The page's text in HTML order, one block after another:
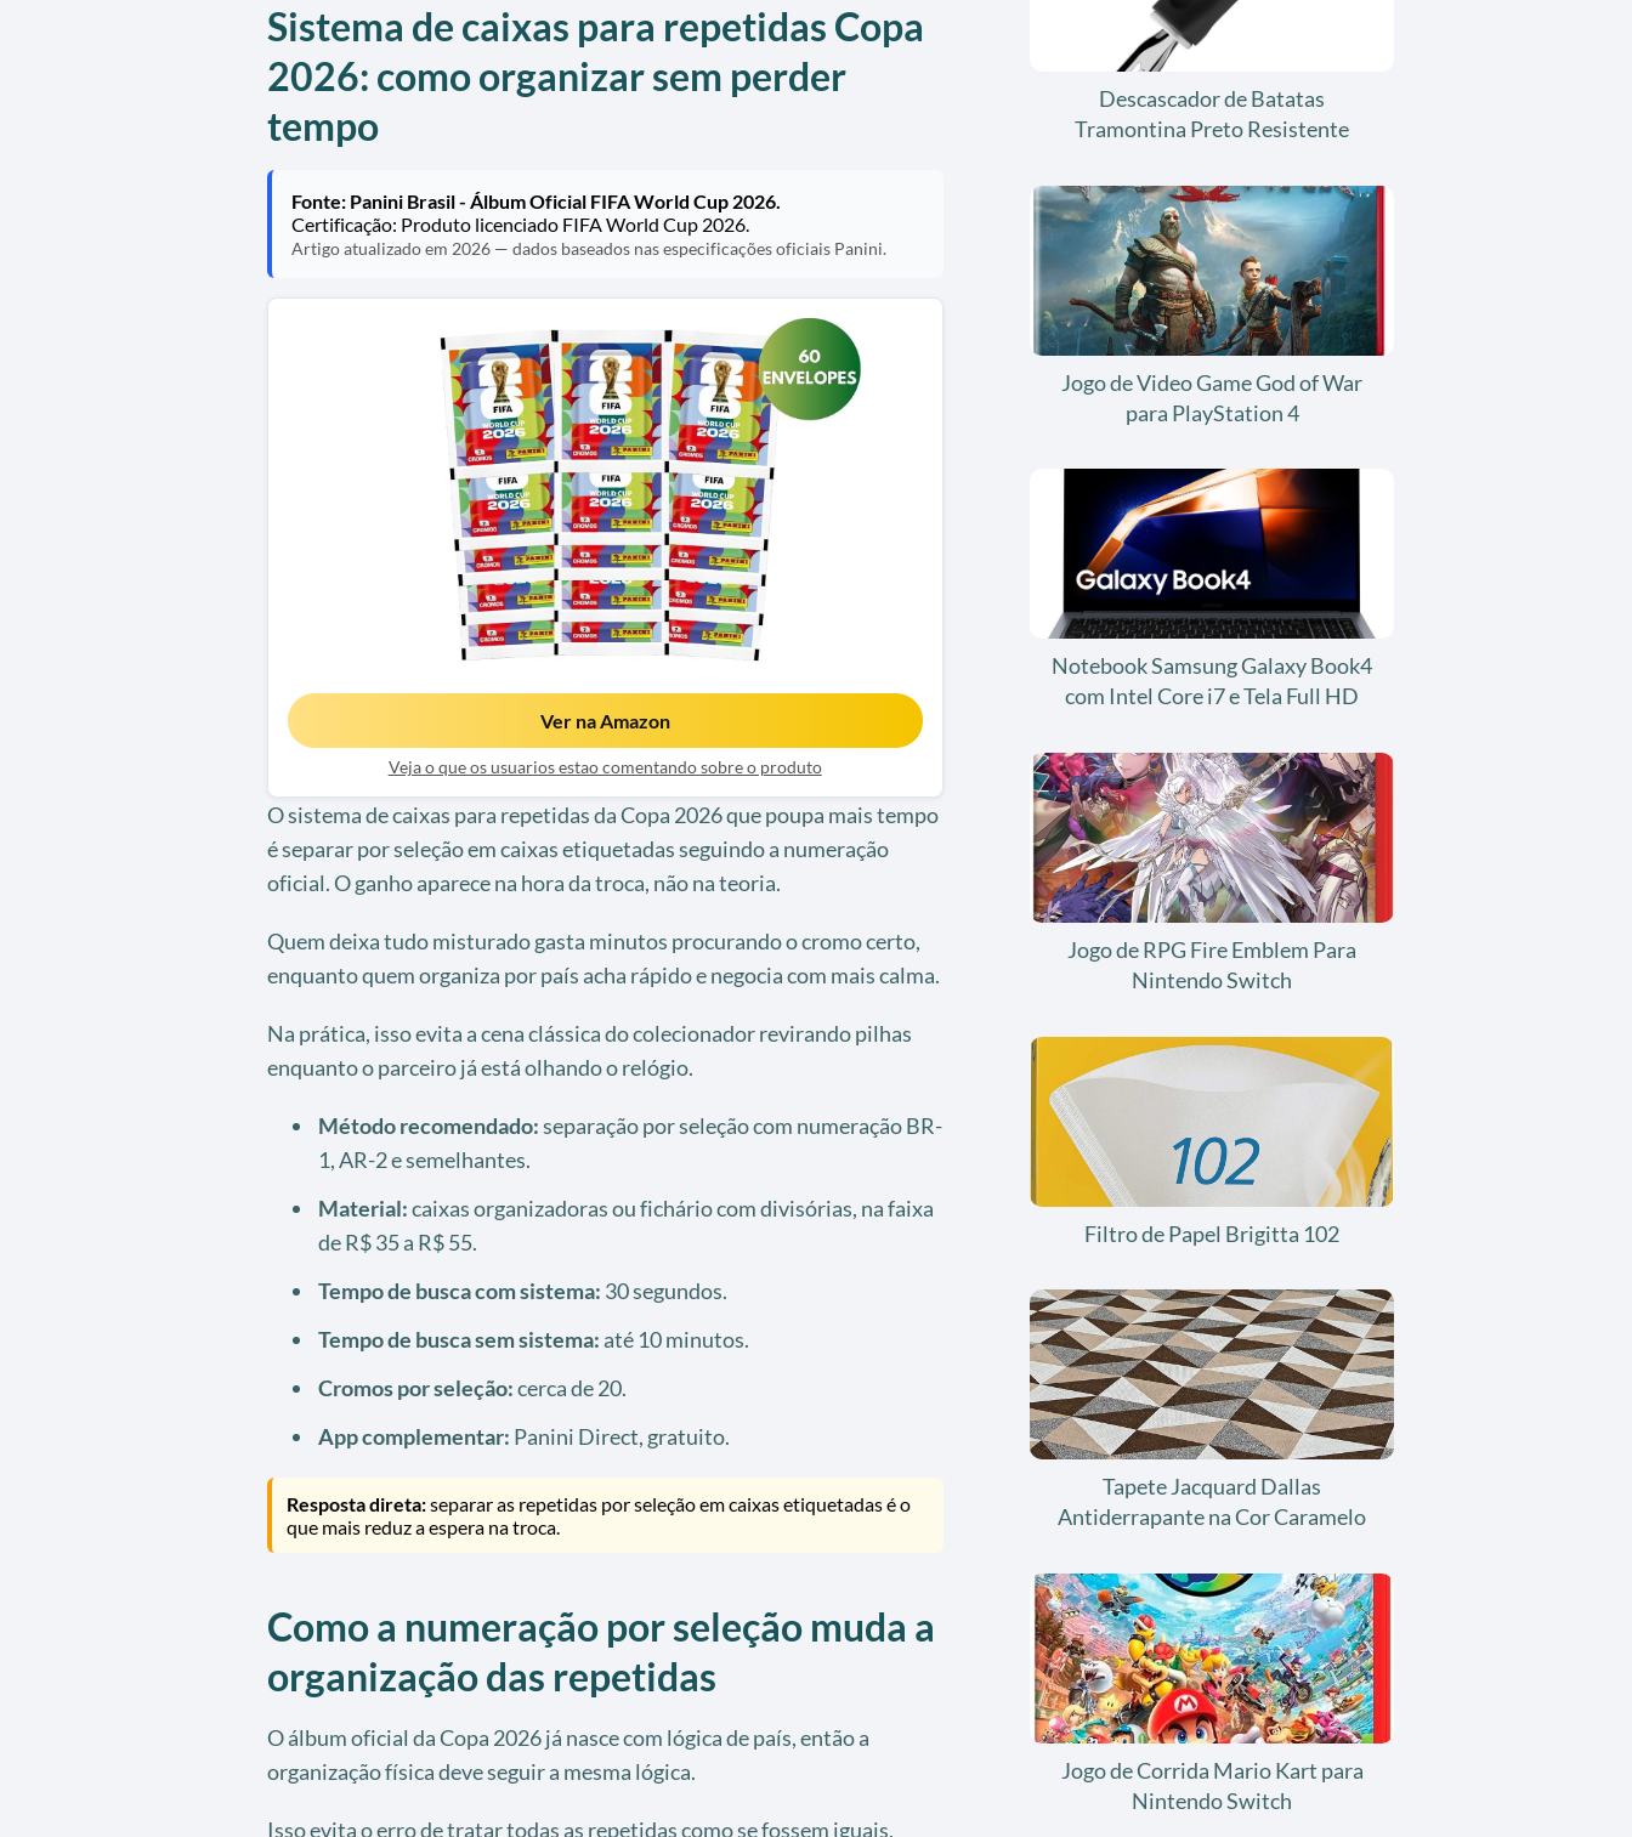
Sistema de caixas para repetidas Copa
2026: como organizar sem perder
tempo
Fonte: Panini Brasil - Álbum Oficial FIFA World Cup 2026.
Certificação: Produto licenciado FIFA World Cup 2026.
Artigo atualizado em 2026 — dados baseados nas especificações oficiais Panini.
Ver na Amazon
Veja o que os usuarios estao comentando sobre o produto
O sistema de caixas para repetidas da Copa 2026 que poupa mais tempo
é separar por seleção em caixas etiquetadas seguindo a numeração
oficial. O ganho aparece na hora da troca, não na teoria.
Quem deixa tudo misturado gasta minutos procurando o cromo certo,
enquanto quem organiza por país acha rápido e negocia com mais calma.
Na prática, isso evita a cena clássica do colecionador revirando pilhas
enquanto o parceiro já está olhando o relógio.
Método recomendado:separação por seleção com numeração BR-
1, AR-2 e semelhantes.
Material:caixas organizadoras ou fichário com divisórias, na faixa
de R$ 35 a R$ 55.
Tempo de busca com sistema: 30 segundos.
Tempo de busca sem sistema: até 10 minutos.
Cromos por seleção:cerca de 20.
App complementar: Panini Direct, gratuito.
Resposta direta:separar as repetidas por seleção em caixas etiquetadas é o
que mais reduz a espera na troca.
Como a numeração por seleção muda a
organização das repetidas
O álbum oficial da Copa 2026 já nasce com lógica de país, então a
organização física deve seguir a mesma lógica.
Isso evita o erro de tratar todas as repetidas como se fossem iguais,
Descascador de Batatas
Tramontina Preto Resistente
Jogo de Video Game God of War
para PlayStation 4
Notebook Samsung Galaxy Book4
com Intel Core i7 e Tela Full HD
Jogo de RPG Fire Emblem Para
Nintendo Switch
Filtro de Papel Brigitta 102
Tapete Jacquard Dallas
Antiderrapante na Cor Caramelo
Jogo de Corrida Mario Kart para
Nintendo Switch